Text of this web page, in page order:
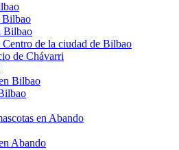
Bilbao
Bilbao
Centro de la ciudad de Bilbao
de Chávarri
Bilbao
en Abando
Abando